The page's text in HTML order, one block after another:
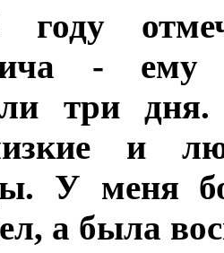
-
три
и
У меня
а была